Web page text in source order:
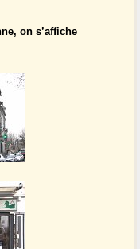
on s’affiche